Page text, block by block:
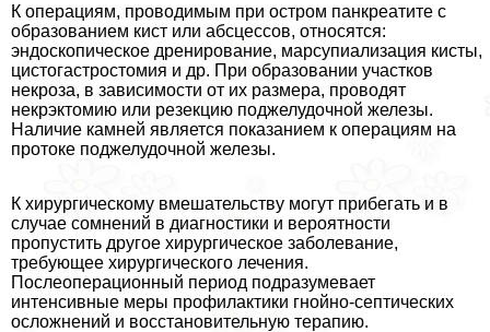
К операциям, проводимым при остром панкреатите с
образованием кист или абсцессов, относятся:
эндоскопическое дренирование, марсупиализация кисты,
цистогастростомия и др. При образовании участков
некроза, в зависимости от их размера, проводят
некрэктомию или резекцию поджелудочной железы.
Наличие камней является показанием к операциям на
протоке поджелудочной железы.
К хирургическому вмешательству могут прибегать и в
случае сомнений в диагностики и вероятности
пропустить другое хирургическое заболевание,
требующее хирургического лечения.
Послеоперационный период подразумевает
интенсивные меры профилактики гнойно-септических
осложнений и восстановительную терапию.